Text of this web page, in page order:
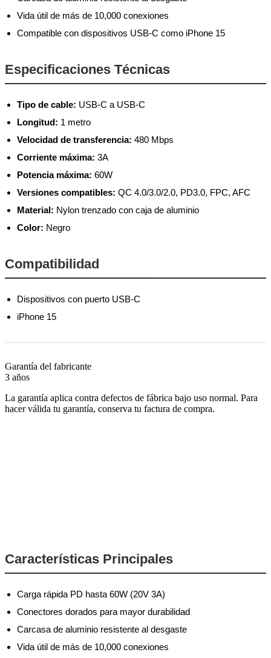
Vida útil de más de 10,000 conexiones
Compatible con dispositivos USB-C como iPhone 15
Especificaciones Técnicas
Tipo de cable: USB-C a USB-C
Longitud: 1 metro
Velocidad de transferencia: 480 Mbps
Corriente máxima: 3A
Potencia máxima: 60W
Versiones compatibles: QC 4.0/3.0/2.0, PD3.0, FPC, AFC
Material: Nylon trenzado con caja de aluminio
Color: Negro
Compatibilidad
Dispositivos con puerto USB-C
iPhone 15
Garantía del fabricante
3 años
La garantía aplica contra defectos de fábrica bajo uso normal. Para
hacer válida tu garantía, conserva tu factura de compra.
Características Principales
Carga rápida PD hasta 60W (20V 3A)
Conectores dorados para mayor durabilidad
Carcasa de aluminio resistente al desgaste
Vida útil de más de 10,000 conexiones